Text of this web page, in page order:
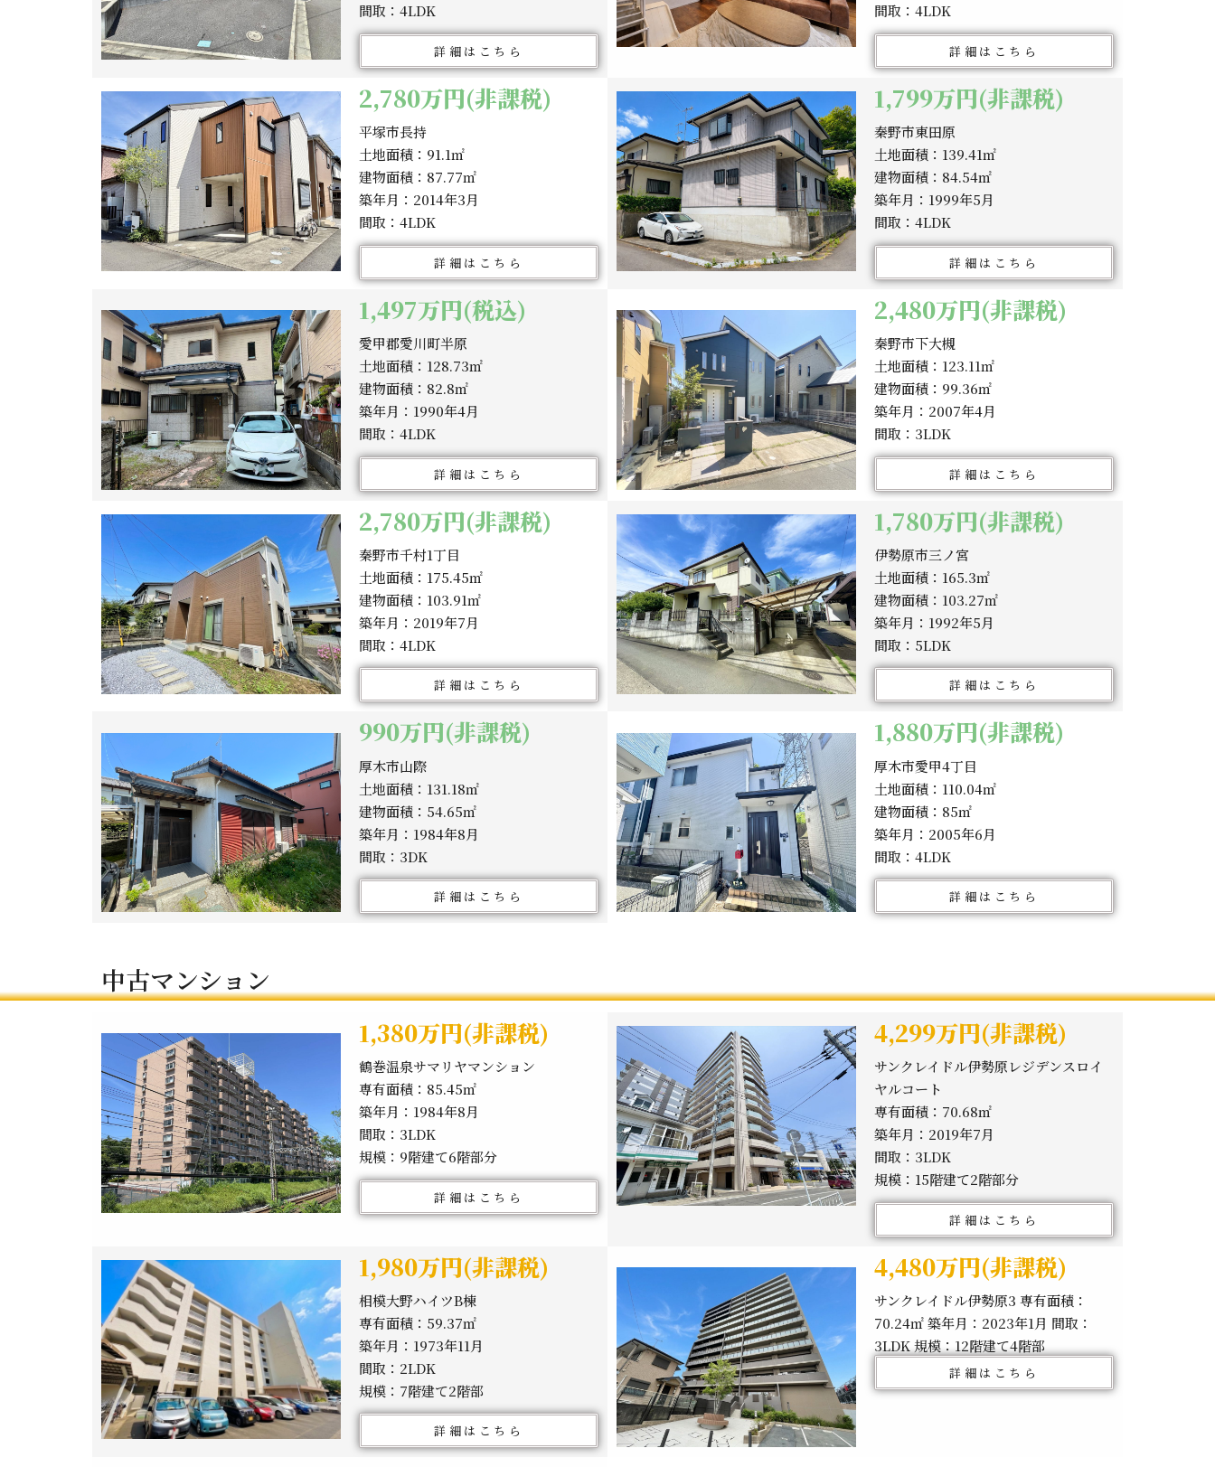
間取：4LDK
詳細はこちら
間取：4LDK
詳細はこちら
2,780万円(非課税)
平塚市長持
土地面積：91.1㎡
建物面積：87.77㎡
築年月：2014年3月
間取：4LDK
詳細はこちら
1,799万円(非課税)
秦野市東田原
土地面積：139.41㎡
建物面積：84.54㎡
築年月：1999年5月
間取：4LDK
詳細はこちら
1,497万円(税込)
愛甲郡愛川町半原
土地面積：128.73㎡
建物面積：82.8㎡
築年月：1990年4月
間取：4LDK
詳細はこちら
2,480万円(非課税)
秦野市下大槻
土地面積：123.11㎡
建物面積：99.36㎡
築年月：2007年4月
間取：3LDK
詳細はこちら
2,780万円(非課税)
秦野市千村1丁目
土地面積：175.45㎡
建物面積：103.91㎡
築年月：2019年7月
間取：4LDK
詳細はこちら
1,780万円(非課税)
伊勢原市三ノ宮
土地面積：165.3㎡
建物面積：103.27㎡
築年月：1992年5月
間取：5LDK
詳細はこちら
990万円(非課税)
厚木市山際
土地面積：131.18㎡
建物面積：54.65㎡
築年月：1984年8月
間取：3DK
詳細はこちら
1,880万円(非課税)
厚木市愛甲4丁目
土地面積：110.04㎡
建物面積：85㎡
築年月：2005年6月
間取：4LDK
詳細はこちら
中古マンション
1,380万円(非課税)
鶴巻温泉サマリヤマンション
専有面積：85.45㎡
築年月：1984年8月
間取：3LDK
規模：9階建て6階部分
詳細はこちら
4,299万円(非課税)
サンクレイドル伊勢原レジデンスロイ
ヤルコート
専有面積：70.68㎡
築年月：2019年7月
間取：3LDK
規模：15階建て2階部分
詳細はこちら
1,980万円(非課税)
相模大野ハイツB棟
専有面積：59.37㎡
築年月：1973年11月
間取：2LDK
規模：7階建て2階部
詳細はこちら
4,480万円(非課税)
サンクレイドル伊勢原3 専有面積：
70.24㎡ 築年月：2023年1月 間取：
3LDK 規模：12階建て4階部
詳細はこちら